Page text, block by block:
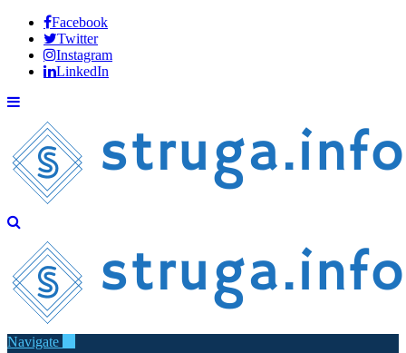
Facebook
Twitter
Instagram
LinkedIn
Navigate